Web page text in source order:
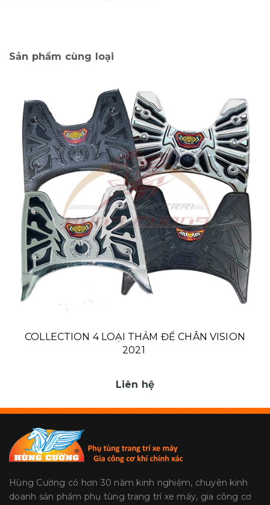
Sản phẩm cùng loại
COLLECTION 4 LOẠI THẢM ĐỂ CHÂN VISION
2021
Liên hệ
Hùng Cường có hơn 30 năm kinh nghiệm, chuyên kinh
doanh sản phẩm phụ tùng trang trí xe máy, gia công cơ